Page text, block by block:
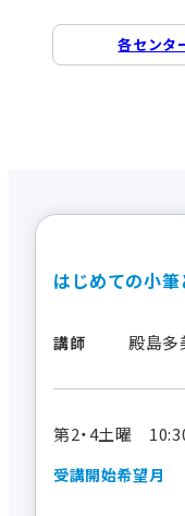
各センタ
はじめての小筆
講師 殿島多
第2・4土曜
受講開始希望月